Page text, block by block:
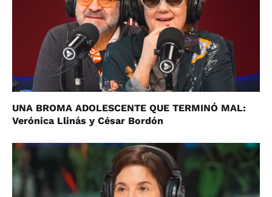
UNA BROMA ADOLESCENTE QUE TERMINÓ MAL:
Verónica Llinás y César Bordón